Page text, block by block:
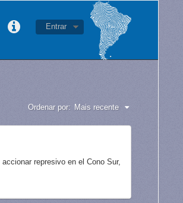
Entrar
Ordenar por: Mais recente
represivo en el Cono Sur,